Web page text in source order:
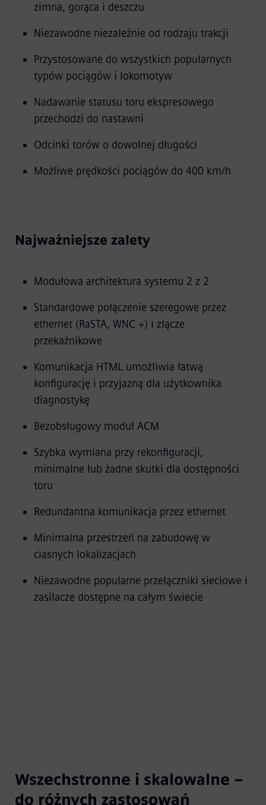
zimna, gorąca i deszczu
Niezawodne niezależnie od rodzaju trakcji
Przystosowane do wszystkich popularnych
typów pociągów i lokomotyw
Nadawanie statusu toru ekspresowego
przechodzi do nastawni
Odcinki torów o dowolnej długości
Możliwe prędkości pociągów do 400 km/h
Najważniejsze zalety
Modułowa architektura systemu 2 z 2
Standardowe połączenie szeregowe przez
ethernet (RaSTA, WNC +) i złącze
przekaźnikowe
Komunikacja HTML umożliwia łatwą
konfigurację i przyjazną dla użytkownika
diagnostykę
Bezobsługowy moduł ACM
Szybka wymiana przy rekonfiguracji,
minimalne lub żadne skutki dla dostępności
toru
Redundantna komunikacja przez ethernet
Minimalna przestrzeń na zabudowę w
ciasnych lokalizacjach
Niezawodne popularne przełączniki sieciowe i
zasilacze dostępne na całym świecie
Wszechstronne i skalowalne –
do różnych zastosowań